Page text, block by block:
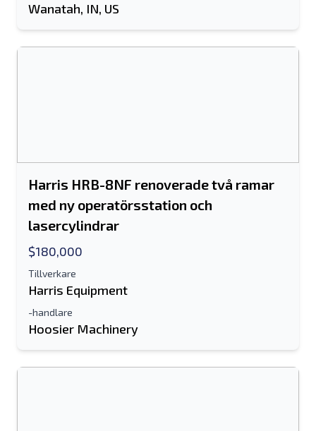
Wanatah, IN, US
Harris HRB-8NF renoverade två ramar
med ny operatörsstation och
lasercylindrar
$180,000
Tillverkare
Harris Equipment
-handlare
Hoosier Machinery